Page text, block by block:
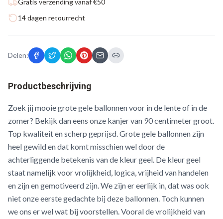
Gratis verzending vanaf €50
14 dagen retourrecht
Delen:
Productbeschrijving
Zoek jij mooie grote gele ballonnen voor in de lente of in de
zomer? Bekijk dan eens onze kanjer van 90 centimeter groot.
Top kwaliteit en scherp geprijsd. Grote gele ballonnen zijn
heel gewild en dat komt misschien wel door de
achterliggende betekenis van de kleur geel. De kleur geel
staat namelijk voor vrolijkheid, logica, vrijheid van handelen
en zijn en gemotiveerd zijn. We zijn er eerlijk in, dat was ook
niet onze eerste gedachte bij deze ballonnen. Toch kunnen
we ons er wel wat bij voorstellen. Vooral de vrolijkheid van